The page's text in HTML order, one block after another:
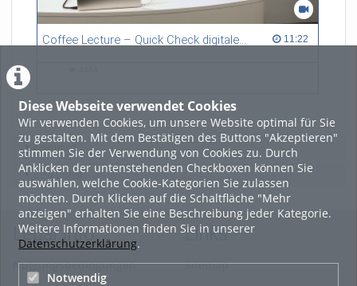
Diese Webseite verwendet Cookies
Wir verwenden Cookies, um unsere Website optimal für Sie
zu gestalten. Mit dem Bestätigen des Buttons "Akzeptieren"
stimmen Sie der Verwendung von Cookies zu. Durch
Anklicken der untenstehenden Checkboxen können Sie
auswählen, welche Cookie-Kategorien Sie zulassen
möchten. Durch Klicken auf die Schaltfläche "Mehr
anzeigen" erhalten Sie eine Beschreibung jeder Kategorie.
Weitere Informationen finden Sie in unserer
Datenschutzerklärung.
Notwendig
Coffee Lecture – Quick Check digitale Skills – Das Zertifikat Digitale Kompetenzen entdecken 11:22
11:22 duration
4484
views
Featured
Beliebtheit
Legal Info
Nutzungsbedingungen
Links
Sitemap